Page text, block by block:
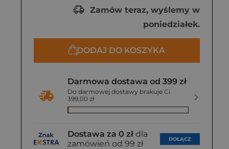
Zamów teraz, wyślemy w
poniedziałek.
DODAJ DO KOSZYKA
Darmowa dostawa od 399 zł
Do darmowej dostawy brakuje Ci
399,00 zł
Dostawa za 0 zł dla
zamówień od 99 zł
DOŁĄCZ